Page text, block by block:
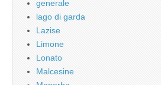
generale
lago di garda
Lazise
Limone
Lonato
Malcesine